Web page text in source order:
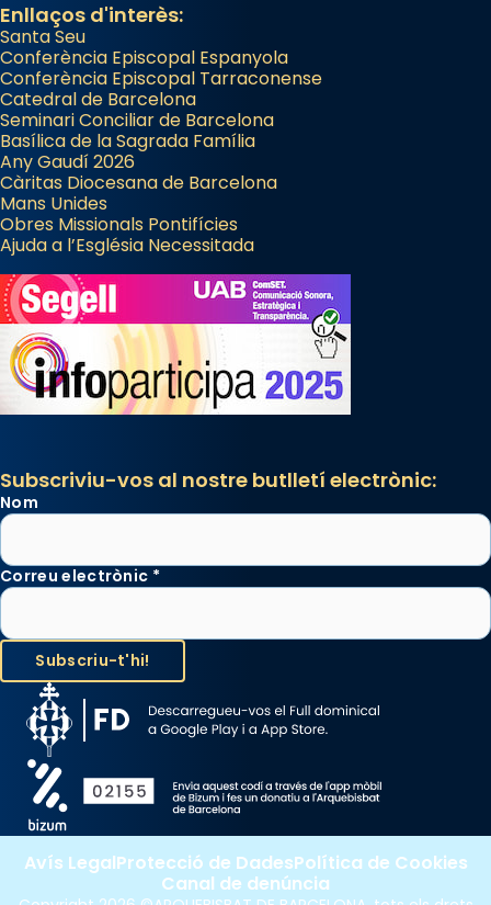
Enllaços d'interès:
Santa Seu
Conferència Episcopal Espanyola
Conferència Episcopal Tarraconense
Catedral de Barcelona
Seminari Conciliar de Barcelona
Basílica de la Sagrada Família
Any Gaudí 2026
Càritas Diocesana de Barcelona
Mans Unides
Obres Missionals Pontifícies
Ajuda a l’Església Necessitada
Subscriviu-vos al nostre butlletí electrònic:
Nom
Correu electrònic *
Avís LegalProtecció de DadesPolítica de Cookies
Canal de denúncia